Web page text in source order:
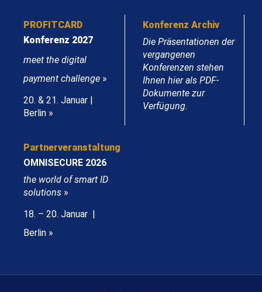
PROFITCARD
Konferenz 2027
meet the digital
payment challenge »
20. & 21. Januar |
Berlin »
Konferenz Archiv
Die Präsentationen der
vergangenen
Konferenzen stehen
Ihnen hier als PDF-
Dokumente zur
Verfügung.
Partnerveranstaltung
OMNISECURE 2026
the world of smart ID
solutions »
18. – 20. Januar |
Berlin »